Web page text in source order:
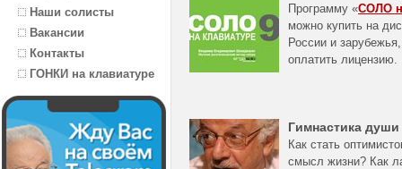
Наши солисты
Вакансии
Контакты
ГОНКИ на клавиатуре
Программу «СОЛО
можно купить на
России и
оплатить лицензию.
Гимнастика души
Как стать
смысл жизни? Как